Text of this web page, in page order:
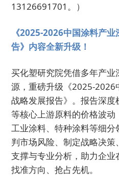
13126691701。）
《2025-2026中国涂料产
告》内容全新升级！
买化塑研究院凭借多年产
源，重磅升级《2025-2026
战略发展报告》。报告深
等核心上游原料的价格波动
工业涂料、特种涂料等细
判市场风险、制定战略决
支撑与专业分析，助力企
找准方向、抢占先机。